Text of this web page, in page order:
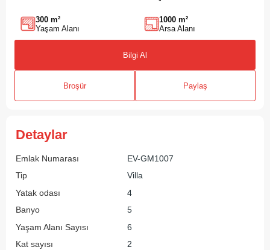
300 m²
Yaşam Alanı
1000 m²
Arsa Alanı
Bilgi Al
Broşür Paylaş
Detaylar
Emlak Numarası
EV-GM1007
Tip
Villa
Yatak odası
4
Banyo
5
Yaşam Alanı Sayısı
6
Kat sayısı
2